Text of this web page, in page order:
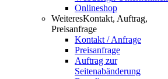
Onlineshop
WeiteresKontakt, Auftrag,
Preisanfrage
Kontakt / Anfrage
Preisanfrage
Auftrag zur
Seitenabänderung